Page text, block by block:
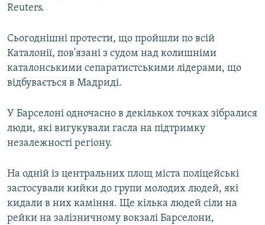
Reuters.
Сьогоднішні протести, що пройшли по всій
Каталонії, пов'язані з судом над колишніми
каталонськими сепаратистськими лідерами, що
відбувається в Мадриді.
У Барселоні одночасно в декількох точках зібралися
люди, які вигукували гасла на підтримку
незалежності регіону.
На одній із центральних площ міста поліцейські
застосували кийки до групи молодих людей, які
кидали в них каміння. Ще кілька людей сіли на
рейки на залізничному вокзалі Барселони,